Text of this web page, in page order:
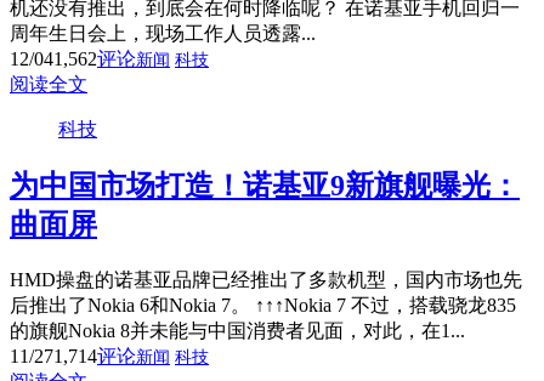
机还没有推出，到底会在何时降临呢？ 在诺基亚手机回归一
周年生日会上，现场工作人员透露...
12/041,562评论新闻 科技
阅读全文
科技
为中国市场打造！诺基亚9新旗舰曝光：
曲面屏
HMD操盘的诺基亚品牌已经推出了多款机型，国内市场也先
后推出了Nokia 6和Nokia 7。 ↑↑↑Nokia 7 不过，搭载骁龙835
的旗舰Nokia 8并未能与中国消费者见面，对此，在1...
11/271,714评论新闻 科技